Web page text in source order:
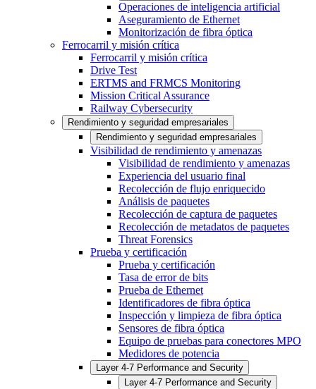
Operaciones de inteligencia artificial
Aseguramiento de Ethernet
Monitorización de fibra óptica
Ferrocarril y misión crítica
Ferrocarril y misión crítica
Drive Test
ERTMS and FRMCS Monitoring
Mission Critical Assurance
Railway Cybersecurity
Rendimiento y seguridad empresariales
Rendimiento y seguridad empresariales
Visibilidad de rendimiento y amenazas
Visibilidad de rendimiento y amenazas
Experiencia del usuario final
Recolección de flujo enriquecido
Análisis de paquetes
Recolección de captura de paquetes
Recolección de metadatos de paquetes
Threat Forensics
Prueba y certificación
Prueba y certificación
Tasa de error de bits
Prueba de Ethernet
Identificadores de fibra óptica
Inspección y limpieza de fibra óptica
Sensores de fibra óptica
Equipo de pruebas para conectores MPO
Medidores de potencia
Layer 4-7 Performance and Security
Layer 4-7 Performance and Security